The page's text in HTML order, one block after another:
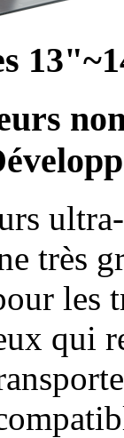
très
les
qui